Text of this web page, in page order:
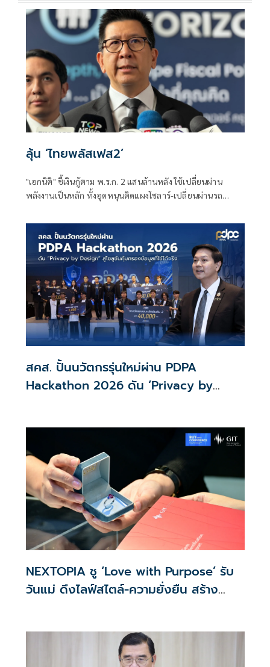
ลุ้น ‘ไทยพลัสเฟส2’
"เอกนิติ" ชี้เงินกู้ตาม พ.ร.ก. 2 แสนล้านหลัง ใช้เปลี่ยนผ่าน
พลังงานเป็นหลัก ทั้งอุดหนุนติดแผงโซลาร์-เปลี่ยนผ่านรถ
พร้อมให้ใช้กับไทยเที่ยวไทยพลัส ส่วนไทยช่วยไทยพลัส เฟส 2
รอประเมินความเหมาะสม นายกฯ เผยจะพยายาม
สคส. ปั้นนวัตกรรุ่นใหม่ผ่าน PDPA
Hackathon 2026 ดัน ‘Privacy by
NEXTOPIA ชู ‘Love with Purpose’ รับ
วันแม่ ดึงไลฟ์สไตล์-ความยั่งยืน สร้าง